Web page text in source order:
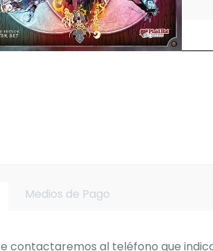
Medios de Pago
contactaremos al teléfono que